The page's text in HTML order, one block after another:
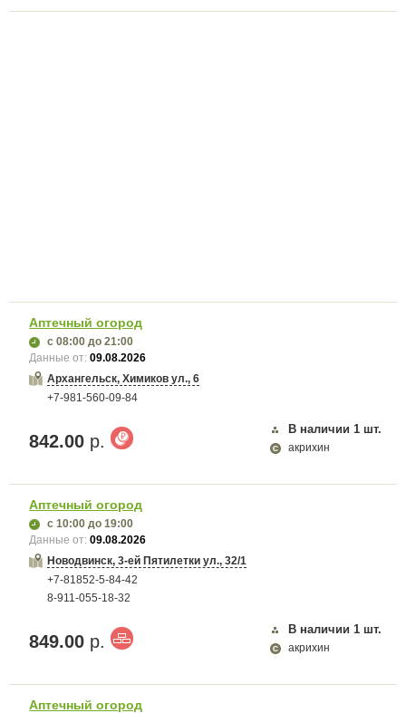
Аптечный огород
с 08:00 до 21:00
Данные от:09.08.2026
Архангельск, Химиков ул., 6
+7-981-560-09-84
842.00 р.
В наличии 1 шт.
акрихин
Аптечный огород
с 10:00 до 19:00
Данные от:09.08.2026
Новодвинск, 3-ей Пятилетки ул., 32/1
+7-81852-5-84-42
8-911-055-18-32
849.00 р.
В наличии 1 шт.
акрихин
Аптечный огород